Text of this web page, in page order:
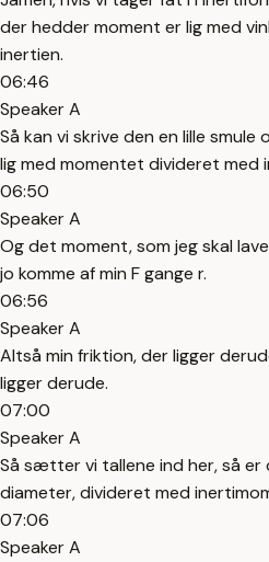
der hedder moment er lig med
inertien.
06:46
Speaker A
Så kan vi skrive den en lille
lig med momentet divideret med
06:50
Speaker A
Og det moment, som jeg skal
jo komme af min F gange r.
06:56
Speaker A
Altså min friktion, der ligger
ligger derude.
07:00
Speaker A
Så sætter vi tallene ind her, så er
diameter, divideret med
07:06
Speaker A